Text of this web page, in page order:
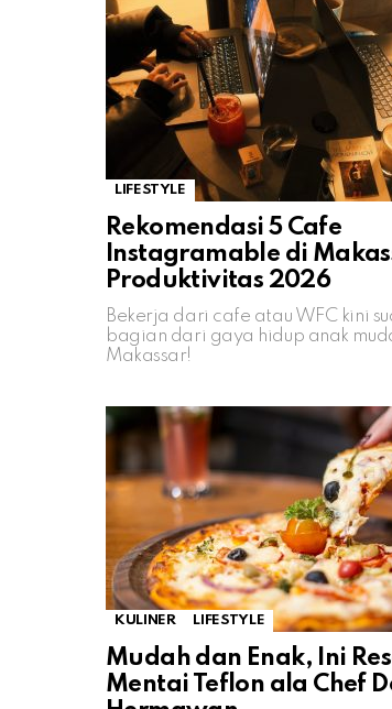
LIFESTYLE
Rekomendasi 5 Cafe
Instagramable di
Produktivitas 2026
Bekerja dari cafe atau WFC kini
bagian dari gaya hidup anak
Makassar!
KULINER LIFESTYLE
Mudah dan Enak, Ini
Mentai Teflon ala Chef